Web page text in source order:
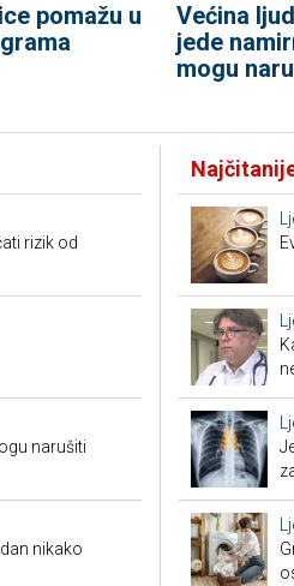
pomažu u
Većina
jede
mogu
rizik od
narušiti
nikako